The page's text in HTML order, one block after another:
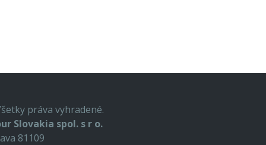
práva vyhradené.
Slovakia spol. s r o.
81109